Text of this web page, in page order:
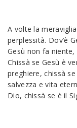
A volte la
perplessità. Dov’è
Gesù non fa
Chissà se Gesù è
preghiere, chissà
salvezza e vita
Dio, chissà se è il